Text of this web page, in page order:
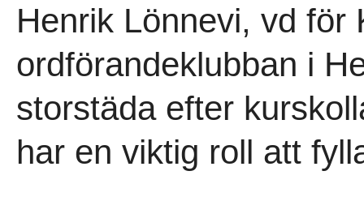
Henrik Lönnevi, vd för
ordförandeklubban i
storstäda efter
har en viktig roll att